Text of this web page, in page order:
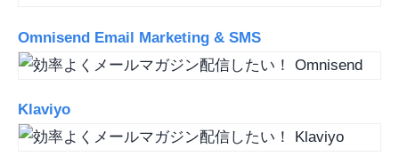
Omnisend Email Marketing & SMS
Klaviyo